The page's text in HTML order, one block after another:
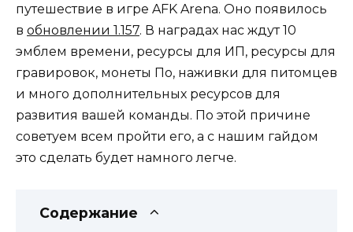
путешествие в игре AFK Arena. Оно появилось
в обновлении 1.157. В наградах нас ждут 10
эмблем времени, ресурсы для ИП, ресурсы для
гравировок, монеты По, наживки для питомцев
и много дополнительных ресурсов для
развития вашей команды. По этой причине
советуем всем пройти его, а с нашим гайдом
это сделать будет намного легче.
Содержание